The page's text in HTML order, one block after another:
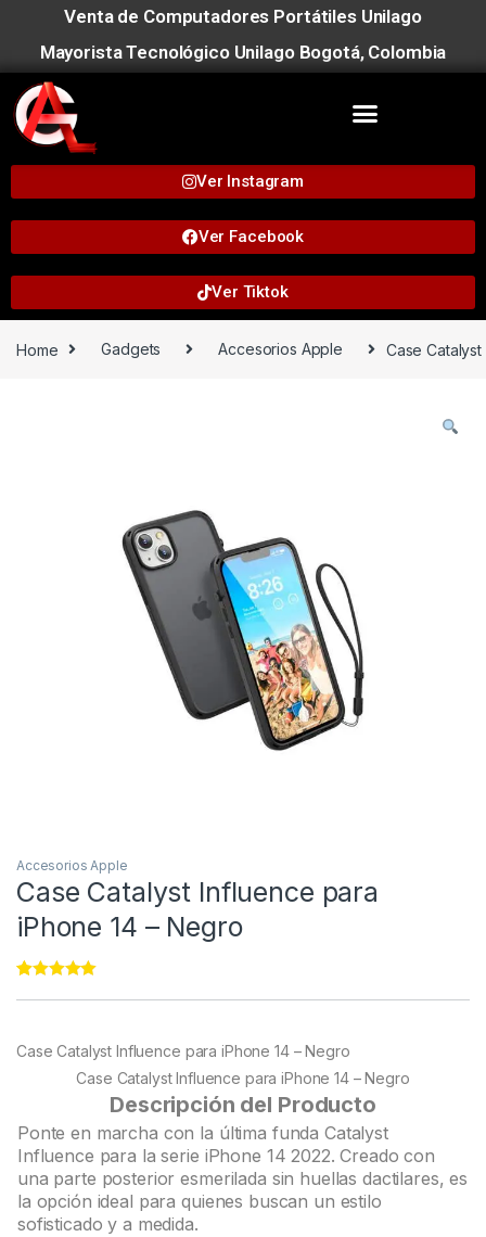
Venta de Computadores Portátiles Unilago
Mayorista Tecnológico Unilago Bogotá, Colombia
Ver Instagram
Ver Facebook
Ver Tiktok
Home Gadgets Accesorios Apple Case
Accesorios Apple
Case Catalyst Influence para
iPhone 14 – Negro
ratings
Case Catalyst Influence para iPhone 14 – Negro
Case Catalyst Influence para iPhone 14 – Negro
Descripción del Producto
Ponte en marcha con la última funda Catalyst
Influence para la serie iPhone 14 2022. Creado con
una parte posterior esmerilada sin huellas dactilares, es
la opción ideal para quienes buscan un estilo
sofisticado y a medida.